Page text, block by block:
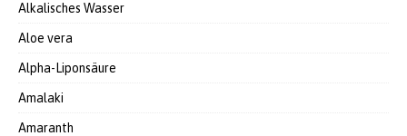
Alkalisches Wasser
Aloe vera
Alpha-Liponsäure
Amalaki
Amaranth